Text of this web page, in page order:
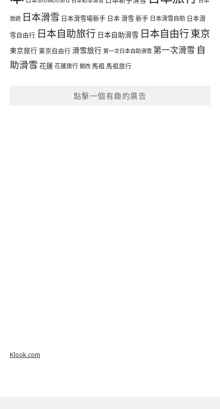
旅遊 日本滑雪 日本滑雪場新手 日本 滑雪 新手 日本滑雪自助 日本滑
雪自由行 日本自助旅行 日本自助滑雪 日本自由行東京
東京旅行 東京自由行 滑雪旅行 第一次日本自助滑雪 第一次滑雪 自
助滑雪 花蓮花蓮旅行 關西 馬祖 馬祖旅行
點擊一個有趣的廣告
Klook.com